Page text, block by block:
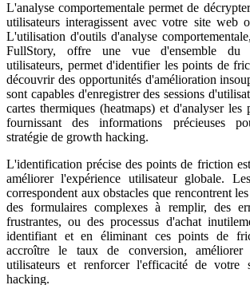
L'analyse comportementale permet de
utilisateurs interagissent avec votre site web
L'utilisation d'outils d'analyse
FullStory, offre une vue d'ensemble du
utilisateurs, permet d'identifier les points de
découvrir des opportunités d'amélioration
sont capables d'enregistrer des sessions
cartes thermiques (heatmaps) et d'analyser les
fournissant des informations précieuses
stratégie de growth hacking.
L'identification précise des points de friction
améliorer l'expérience utilisateur globale.
correspondent aux obstacles que rencontrent
des formulaires complexes à remplir, des
frustrantes, ou des processus d'achat
identifiant et en éliminant ces points de
accroître le taux de conversion, améliorer
utilisateurs et renforcer l'efficacité de votre
hacking.